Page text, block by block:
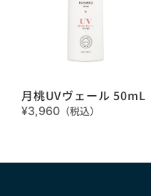
月桃UVヴェール 50mL
¥3,960 （税込）